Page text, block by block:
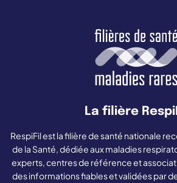
La filière
RespiFil est la filière de santé nationale
de la Santé, dédiée aux maladies
experts, centres de référence et
des informations fiables et validées par